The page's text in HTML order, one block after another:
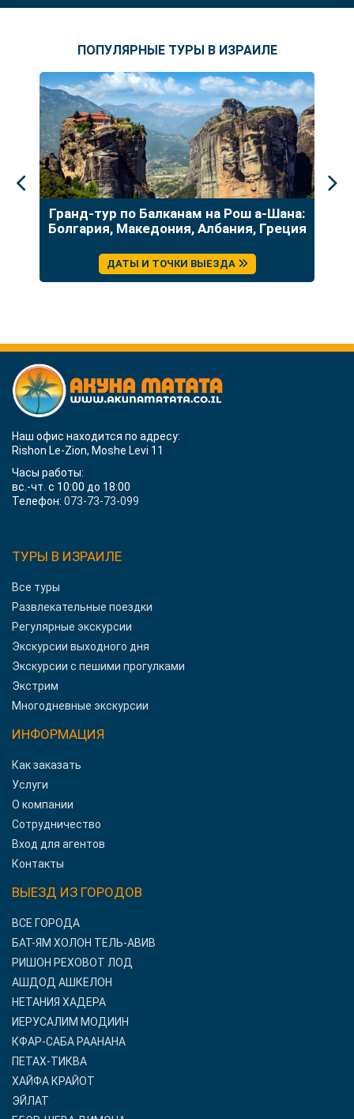
ПОПУЛЯРНЫЕ ТУРЫ В ИЗРАИЛЕ
Гранд-тур по Балканам на Рош а-Шана:
Болгария, Македония, Албания, Греция
ДАТЫ И ТОЧКИ ВЫЕЗДА
Наш офис находится по адресу:
Rishon Le-Zion, Moshe Levi 11
Часы работы:
вс.-чт. с 10:00 до 18:00
Телефон: 073-73-73-099
ТУРЫ В ИЗРАИЛЕ
Все туры
Развлекательные поездки
Регулярные экскурсии
Экскурсии выходного дня
Экскурсии с пешими прогулками
Экстрим
Многодневные экскурсии
ИНФОРМАЦИЯ
Как заказать
Услуги
О компании
Сотрудничество
Вход для агентов
Контакты
ВЫЕЗД ИЗ ГОРОДОВ
ВСЕ ГОРОДА
БАТ-ЯМ ХОЛОН ТЕЛЬ-АВИВ
РИШОН РЕХОВОТ ЛОД
АШДОД АШКЕЛОН
НЕТАНИЯ ХАДЕРА
ИЕРУСАЛИМ МОДИИН
КФАР-САБА РААНАНА
ПЕТАХ-ТИКВА
ХАЙФА КРАЙОТ
ЭЙЛАТ